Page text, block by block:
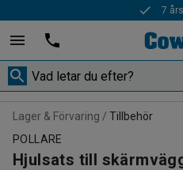
7
Lager & Förvaring
Tillbehör
POLLARE
Hjulsats till